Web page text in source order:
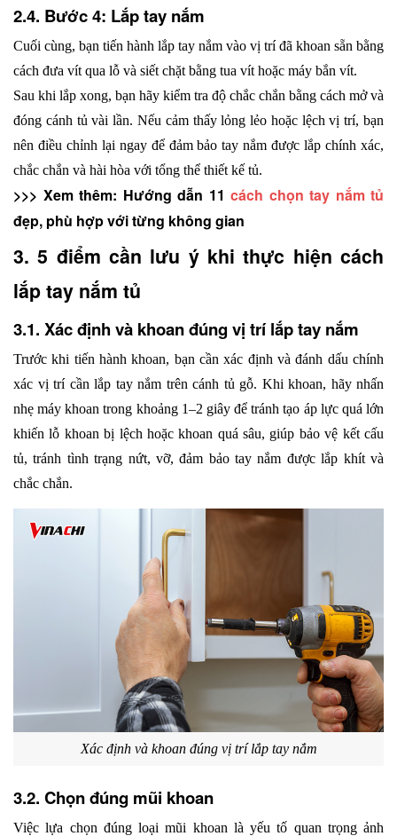
2.4. Bước 4: Lắp tay nắm
Cuối cùng, bạn tiến hành lắp tay nắm vào vị trí đã khoan sẵn bằng
cách đưa vít qua lỗ và siết chặt bằng tua vít hoặc máy bắn vít.
Sau khi lắp xong, bạn hãy kiểm tra độ chắc chắn bằng cách mở và
đóng cánh tủ vài lần. Nếu cảm thấy lỏng lẻo hoặc lệch vị trí, bạn
nên điều chỉnh lại ngay để đảm bảo tay nắm được lắp chính xác,
chắc chắn và hài hòa với tổng thể thiết kế tủ.
>>> Xem thêm: Hướng dẫn 11 cách chọn tay nắm tủ
đẹp, phù hợp với từng không gian
3. 5 điểm cần lưu ý khi thực hiện cách
lắp tay nắm tủ
3.1. Xác định và khoan đúng vị trí lắp tay nắm
Trước khi tiến hành khoan, bạn cần xác định và đánh dấu chính
xác vị trí cần lắp tay nắm trên cánh tủ gỗ. Khi khoan, hãy nhấn
nhẹ máy khoan trong khoảng 1–2 giây để tránh tạo áp lực quá lớn
khiến lỗ khoan bị lệch hoặc khoan quá sâu, giúp bảo vệ kết cấu
tủ, tránh tình trạng nứt, vỡ, đảm bảo tay nắm được lắp khít và
chắc chắn.
Xác định và khoan đúng vị trí lắp tay nắm
3.2. Chọn đúng mũi khoan
Việc lựa chọn đúng loại mũi khoan là yếu tố quan trọng ảnh